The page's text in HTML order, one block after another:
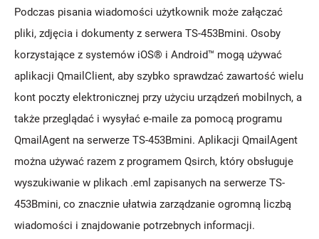
Podczas pisania wiadomości użytkownik może załączać
pliki, zdjęcia i dokumenty z serwera TS-453Bmini. Osoby
korzystające z systemów iOS® i Android™ mogą używać
aplikacji QmailClient, aby szybko sprawdzać zawartość wielu
kont poczty elektronicznej przy użyciu urządzeń mobilnych, a
także przeglądać i wysyłać e-maile za pomocą programu
QmailAgent na serwerze TS-453Bmini. Aplikacji QmailAgent
można używać razem z programem Qsirch, który obsługuje
wyszukiwanie w plikach .eml zapisanych na serwerze TS-
453Bmini, co znacznie ułatwia zarządzanie ogromną liczbą
wiadomości i znajdowanie potrzebnych informacji.